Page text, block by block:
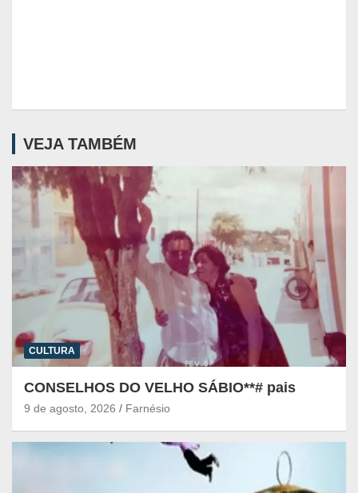
VEJA TAMBÉM
CULTURA
CONSELHOS DO VELHO SÁBIO**# pais
9 de agosto, 2026 Farnésio